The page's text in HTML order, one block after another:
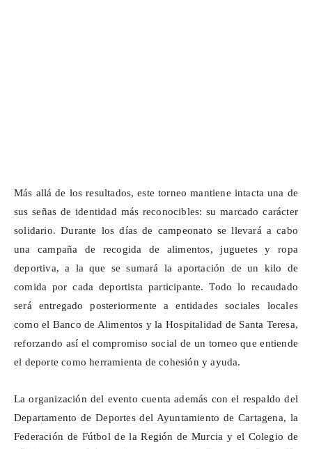
Más allá de los resultados, este torneo mantiene intacta una de
sus señas de identidad más reconocibles: su marcado carácter
solidario. Durante los días de campeonato se llevará a cabo
una campaña de recogida de alimentos, juguetes y ropa
deportiva, a la que se sumará la aportación de un kilo de
comida por cada deportista participante. Todo lo recaudado
será entregado posteriormente a entidades sociales locales
como el Banco de Alimentos y la Hospitalidad de Santa Teresa,
reforzando así el compromiso social de un torneo que entiende
el deporte como herramienta de cohesión y ayuda.
La organización del evento cuenta además con el respaldo del
Departamento de Deportes del Ayuntamiento de Cartagena, la
Federación de Fútbol de la Región de Murcia y el Colegio de